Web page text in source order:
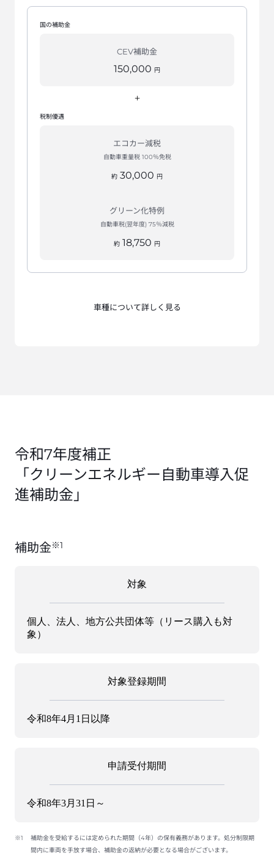
国の補助金
CEV補助金
150,000 円
+
税制優遇
エコカー減税
自動車重量税 100％免税
約 30,000 円
グリーン化特例
自動車税(翌年度) 75％減税
約 18,750 円
車種について詳しく見る
令和7年度補正
「クリーンエネルギー自動車導入促
進補助金」
補助金※1
対象
個人、法人、地方公共団体等（リース購入も対
象）
対象登録期間
令和8年4月1日以降
申請受付期間
令和8年3月31日～
※1
補助金を受給するには定められた期間（4年）の保有義務があります。処分制限期
間内に車両を手放す場合、補助金の返納が必要となる場合がございます。